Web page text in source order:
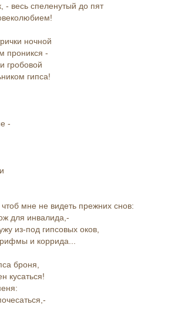
- весь спеленутый до пят
ночной
проникся -
гробовой
гипса!
-
мне не видеть прежних снов:
для инвалида,-
из-под гипсовых оков,
и коррида...
броня,
кусаться!